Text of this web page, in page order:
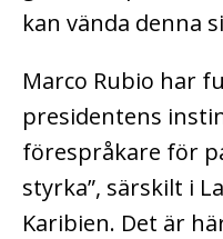
kan vända denna
Marco Rubio har
presidentens
förespråkare för
styrka”, särskilt i
Karibien. Det är